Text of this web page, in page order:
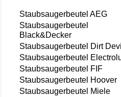
Staubsaugerbeutel AEG
Staubsaugerbeutel
Black&Decker
Staubsaugerbeutel Dirt Devil
Staubsaugerbeutel
Staubsaugerbeutel FIF
Staubsaugerbeutel Hoover
Staubsaugerbeutel Miele